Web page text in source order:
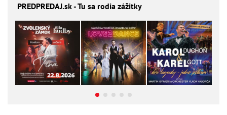
PREDPREDAJ.sk - Tu sa rodia zážitky